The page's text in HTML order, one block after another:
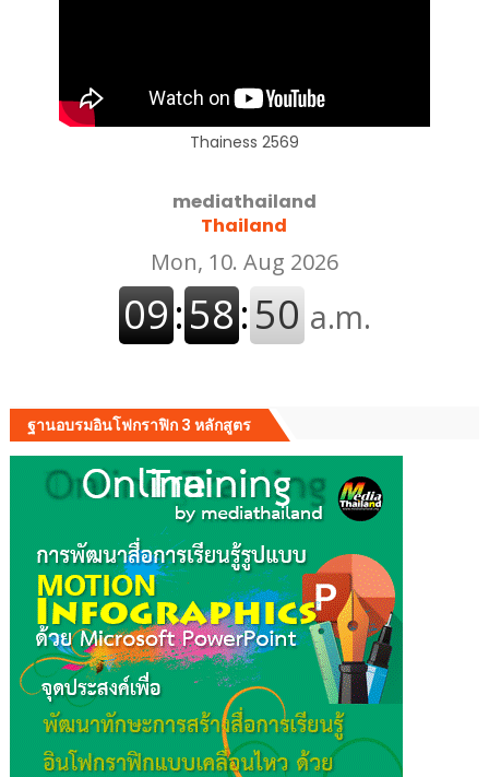
Thainess 2569
mediathailand
Thailand
ฐานอบรมอินโฟกราฟิก 3 หลักสูตร